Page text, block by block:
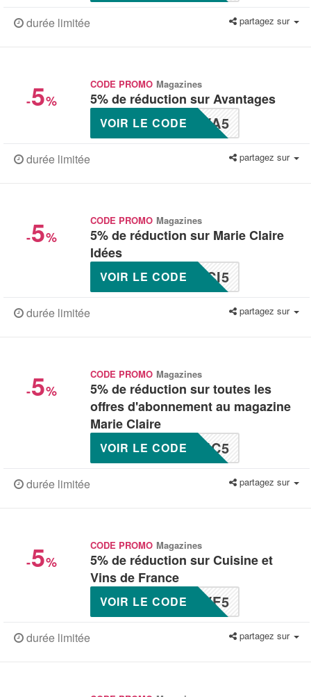
durée limitée partagez sur
-5%
CODE PROMO Magazines
5% de réduction sur Avantages
VA5
VOIR LE CODE
durée limitée partagez sur
-5%
CODE PROMO Magazines
5% de réduction sur Marie Claire
Idées
CI5
VOIR LE CODE
durée limitée partagez sur
-5%
CODE PROMO Magazines
5% de réduction sur toutes les
offres d'abonnement au magazine
Marie Claire
MC5
VOIR LE CODE
durée limitée partagez sur
-5%
CODE PROMO Magazines
5% de réduction sur Cuisine et
Vins de France
VF5
VOIR LE CODE
durée limitée partagez sur